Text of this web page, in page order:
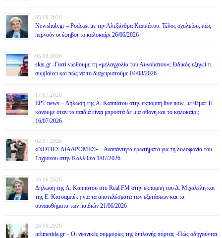
05.08.2026
Newshub.gr – Podcast με την Αλεξάνδρα Καππάτου: Τέλος σχολείου, πώς
περνούν οι έφηβοι το καλοκαίρι 26/06/2026
05.08.2026
skai.gr -Γιατί νιώθουμε τη «μελαγχολία του Αυγούστου»; Ειδικός εξηγεί τι
συμβαίνει και πώς να το διαχειριστούμε 04/08/2026
17.07.2026
ΕΡΤ news – Δήλωση της Α. Καππάτου στην εκπομπή live now, με θέμα: Τι
κάνουμε όταν τα παιδιά είναι μπροστά δε μια οθόνη και το καλοκαίρι;
16/07/2026
02.07.2026
«ΝΟΤΙΕΣ ΔΙΑΔΡΟΜΕΣ» – Αναπάντητα ερωτήματα για τη δολοφονία του
15χρονου στην Καλλιθέα 1/07/2026
26.06.2026
Δήλωση της Α. Καππάτου στο Real FM στην εκπομπή του Δ. Μιχαλέλη και
της Ε. Κατσαμπέκη για τα αποτελέσματα των εξετάσεων και τα
συναισθήματα των παιδιών 21/06/2026
26.06.2026
iefimerida.gr – Οι νεανικές συμμορίες της διπλανής πόρτας -Πώς οδηγούνται